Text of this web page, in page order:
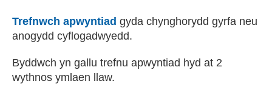
Trefnwch apwyntiad gyda chynghorydd gyrfa neu
anogydd cyflogadwyedd.
Byddwch yn gallu trefnu apwyntiad hyd at 2
wythnos ymlaen llaw.